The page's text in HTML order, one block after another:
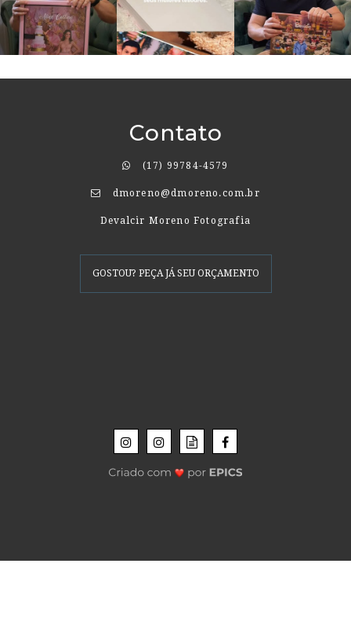
Contato
(17) 99784-4579
dmoreno@dmoreno.com.br
Devalcir Moreno Fotografia
GOSTOU? PEÇA JÁ SEU ORÇAMENTO